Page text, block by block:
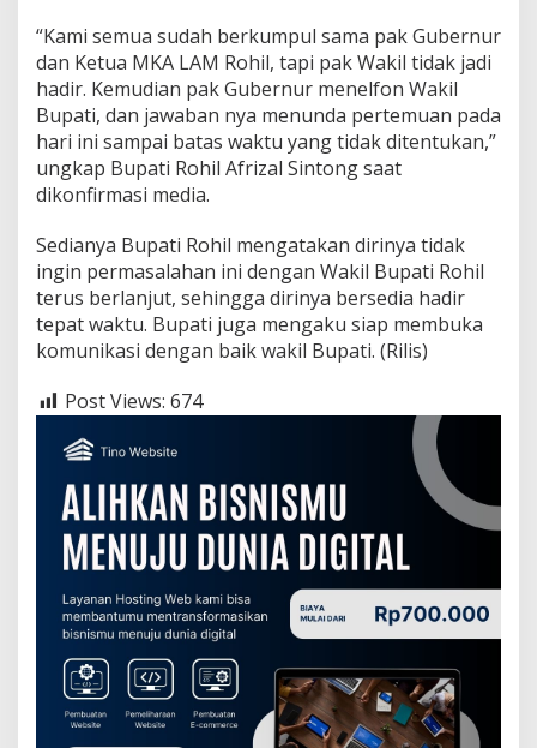
a
l
H
a
d
r
“Kami semua sudah berkumpul sama pak Gubernur
dan Ketua MKA LAM Rohil, tapi pak Wakil tidak jadi
hadir. Kemudian pak Gubernur menelfon Wakil
Bupati, dan jawaban nya menunda pertemuan pada
hari ini sampai batas waktu yang tidak ditentukan,”
ungkap Bupati Rohil Afrizal Sintong saat
dikonfirmasi media.
Sedianya Bupati Rohil mengatakan dirinya tidak
ingin permasalahan ini dengan Wakil Bupati Rohil
terus berlanjut, sehingga dirinya bersedia hadir
tepat waktu. Bupati juga mengaku siap membuka
komunikasi dengan baik wakil Bupati. (Rilis)
Post Views: 674